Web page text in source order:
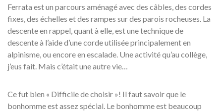
Ferrata est un parcours aménagé avec des câbles, des cordes
fixes, des échelles et des rampes sur des parois rocheuses. La
descente en rappel, quant à elle, est une technique de
descente à l’aide d’une corde utilisée principalement en
alpinisme, ou encore en escalade. Une activité qu’au collège,
j’eus fait. Mais c’était une autre vie…
Ce fut bien « Difficile de choisir »! Il faut savoir que le
bonhomme est assez spécial. Le bonhomme est beaucoup